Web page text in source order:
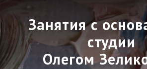
Занятия с
студии
Олегом